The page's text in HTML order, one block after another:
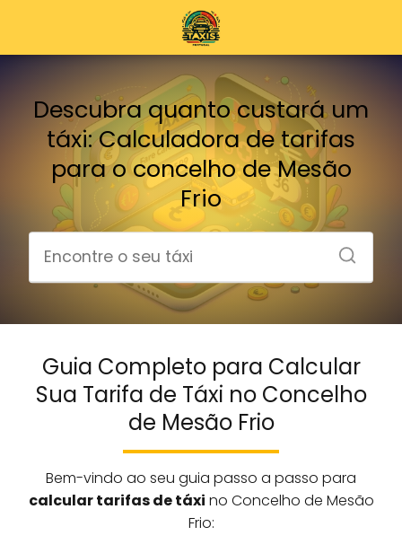
Descubra quanto custará um
táxi: Calculadora de tarifas
para o concelho de Mesão
Frio
Guia Completo para Calcular
Sua Tarifa de Táxi no Concelho
de Mesão Frio
Bem-vindo ao seu guia passo a passo para
calcular tarifas de táxi no Concelho de Mesão
Frio: